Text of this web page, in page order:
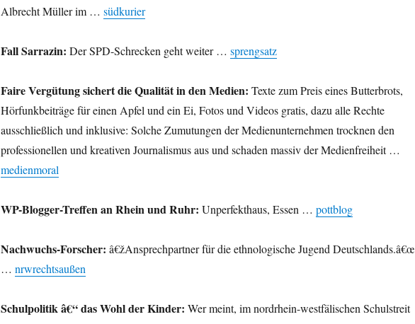
Albrecht Müller im … südkurier
Fall Sarrazin: Der SPD-Schrecken geht weiter … sprengsatz
Faire Vergütung sichert die Qualität in den Medien: Texte zum Preis eines Butterbrots,
Hörfunkbeiträge für einen Apfel und ein Ei, Fotos und Videos gratis, dazu alle Rechte
ausschließlich und inklusive: Solche Zumutungen der Medienunternehmen trocknen den
professionellen und kreativen Journalismus aus und schaden massiv der Medienfreiheit …
medienmoral
WP-Blogger-Treffen an Rhein und Ruhr: Unperfekthaus, Essen … pottblog
Nachwuchs-Forscher: â€žAnsprechpartner für die ethnologische Jugend Deutschlands.â€œ
… nrwrechtsaußen
Schulpolitik â€“ das Wohl der Kinder: Wer meint, im nordrhein-westfälischen Schulstreit